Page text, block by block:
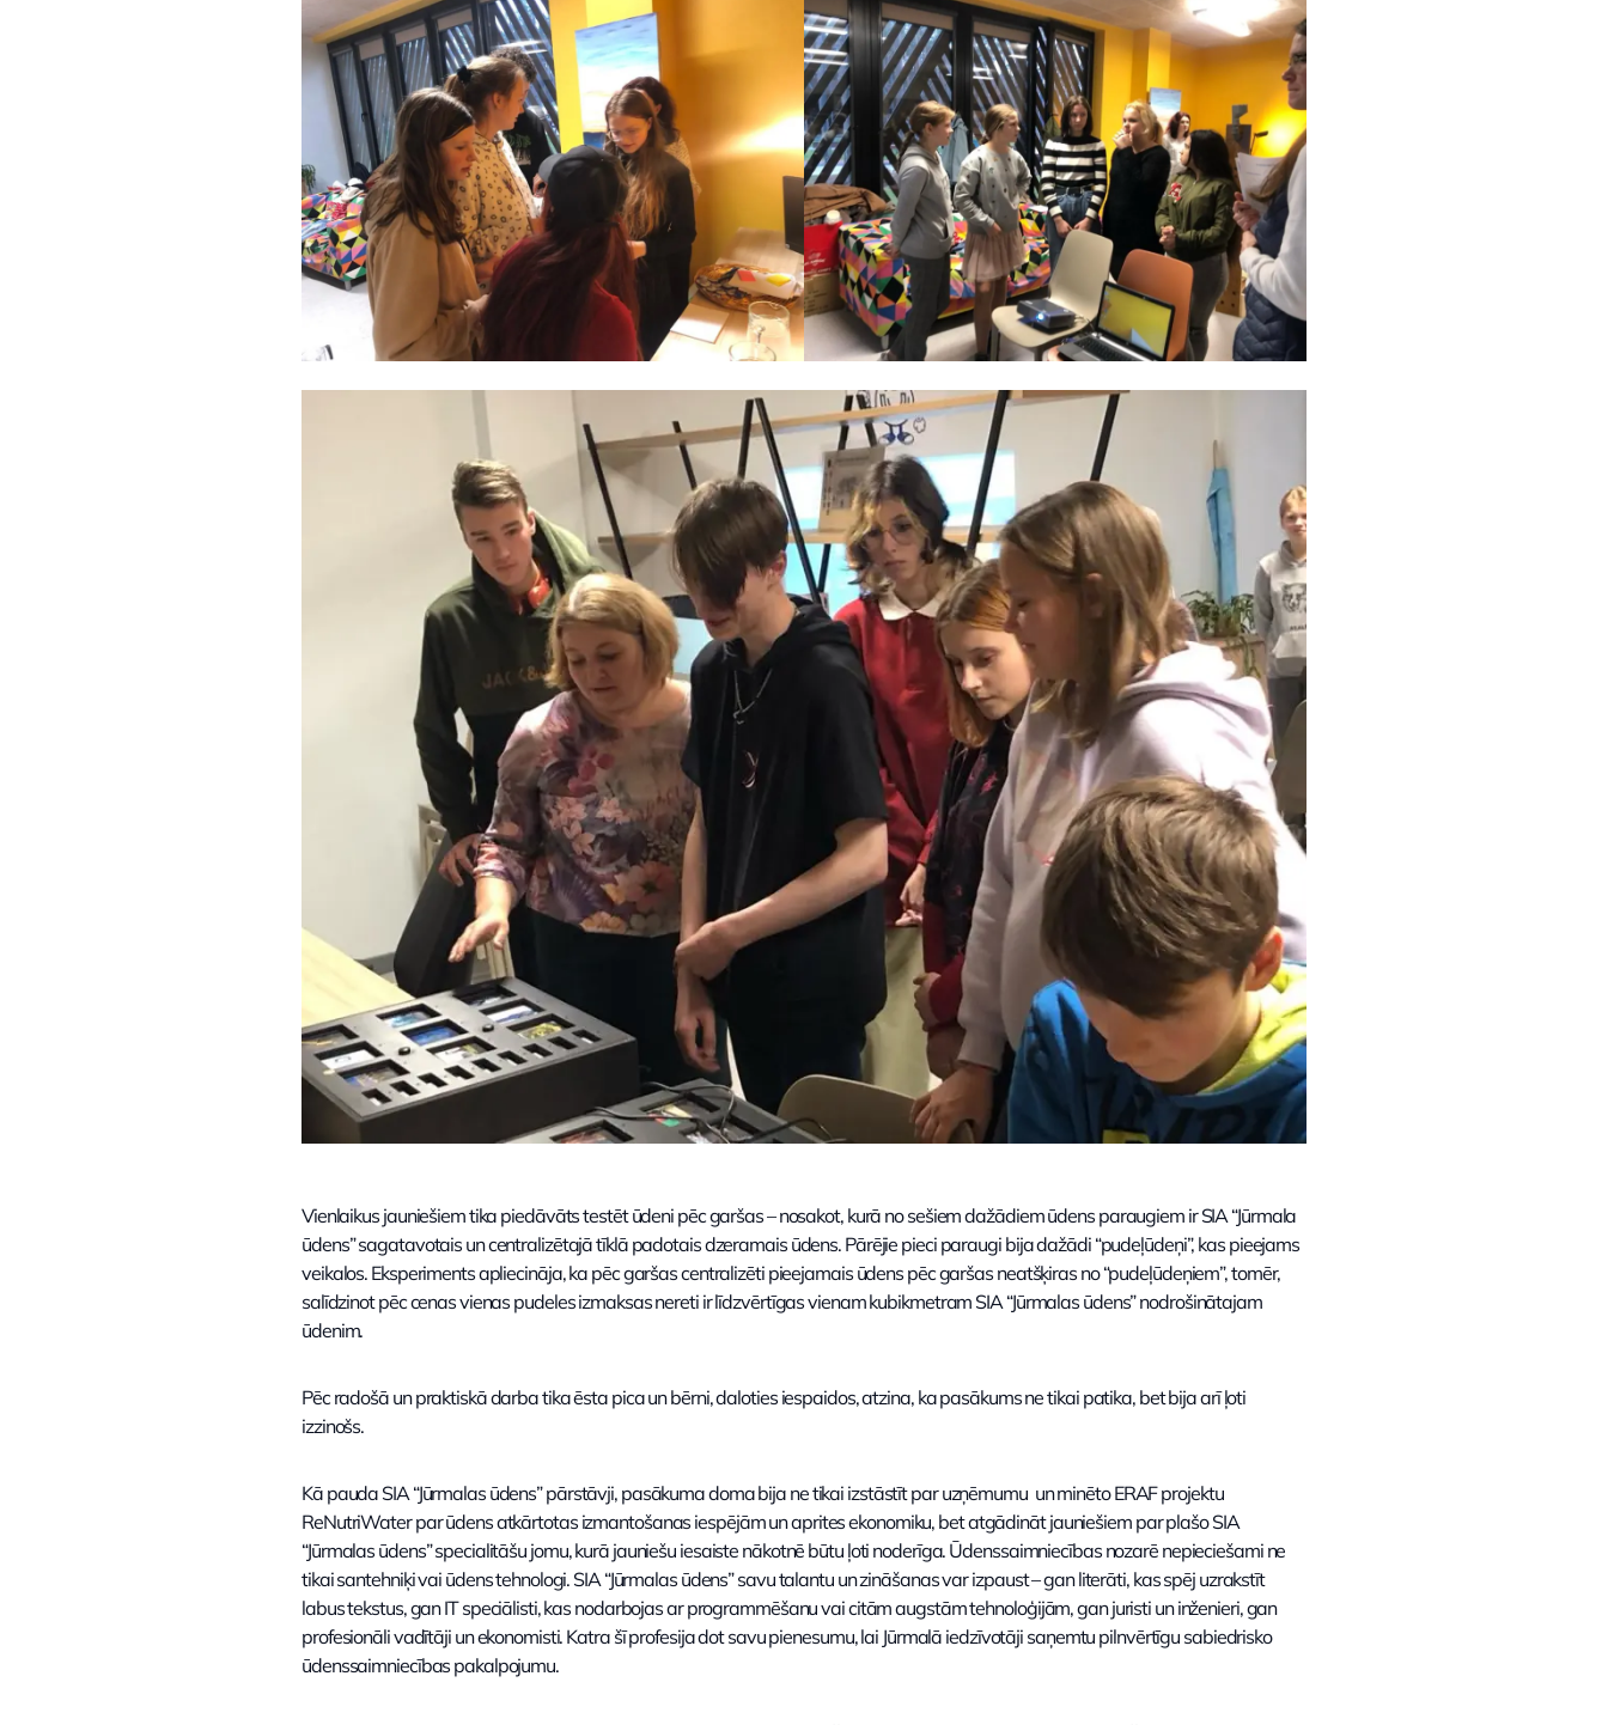
Vienlaikus jauniešiem tika piedāvāts testēt ūdeni pēc garšas – nosakot, kurā no sešiem dažādiem ūdens paraugiem ir SIA “Jūrmala
ūdens” sagatavotais un centralizētajā tīklā padotais dzeramais ūdens. Pārējie pieci paraugi bija dažādi “pudeļūdeņi”, kas pieejams
veikalos. Eksperiments apliecināja, ka pēc garšas centralizēti pieejamais ūdens pēc garšas neatšķiras no “pudeļūdeņiem”, tomēr,
salīdzinot pēc cenas vienas pudeles izmaksas nereti ir līdzvērtīgas vienam kubikmetram SIA “Jūrmalas ūdens” nodrošinātajam
ūdenim.
Pēc radošā un praktiskā darba tika ēsta pica un bērni, daloties iespaidos, atzina, ka pasākums ne tikai patika, bet bija arī ļoti
izzinošs.
Kā pauda SIA “Jūrmalas ūdens” pārstāvji, pasākuma doma bija ne tikai izstāstīt par uzņēmumu un minēto ERAF projektu
ReNutriWater par ūdens atkārtotas izmantošanas iespējām un aprites ekonomiku, bet atgādināt jauniešiem par plašo SIA
“Jūrmalas ūdens” specialitāšu jomu, kurā jauniešu iesaiste nākotnē būtu ļoti noderīga. Ūdenssaimniecības nozarē nepieciešami ne
tikai santehniķi vai ūdens tehnologi. SIA “Jūrmalas ūdens” savu talantu un zināšanas var izpaust – gan literāti, kas spēj uzrakstīt
labus tekstus, gan IT speciālisti, kas nodarbojas ar programmēšanu vai citām augstām tehnoloģijām, gan juristi un inženieri, gan
profesionāli vadītāji un ekonomisti. Katra šī profesija dot savu pienesumu, lai Jūrmalā iedzīvotāji saņemtu pilnvērtīgu sabiedrisko
ūdenssaimniecības pakalpojumu.